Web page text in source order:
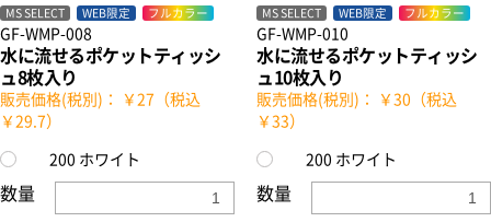
MS SELECT WEB限定 フルカラー
GF-WMP-008
水に流せるポケットティッシ
ュ8枚入り
販売価格(税別)： ￥27（税込
￥29.7）
200 ホワイト
数量
MS SELECT WEB限定 フルカラー
GF-WMP-010
水に流せるポケットティッシ
ュ10枚入り
販売価格(税別)： ￥30（税込
￥33）
200 ホワイト
数量